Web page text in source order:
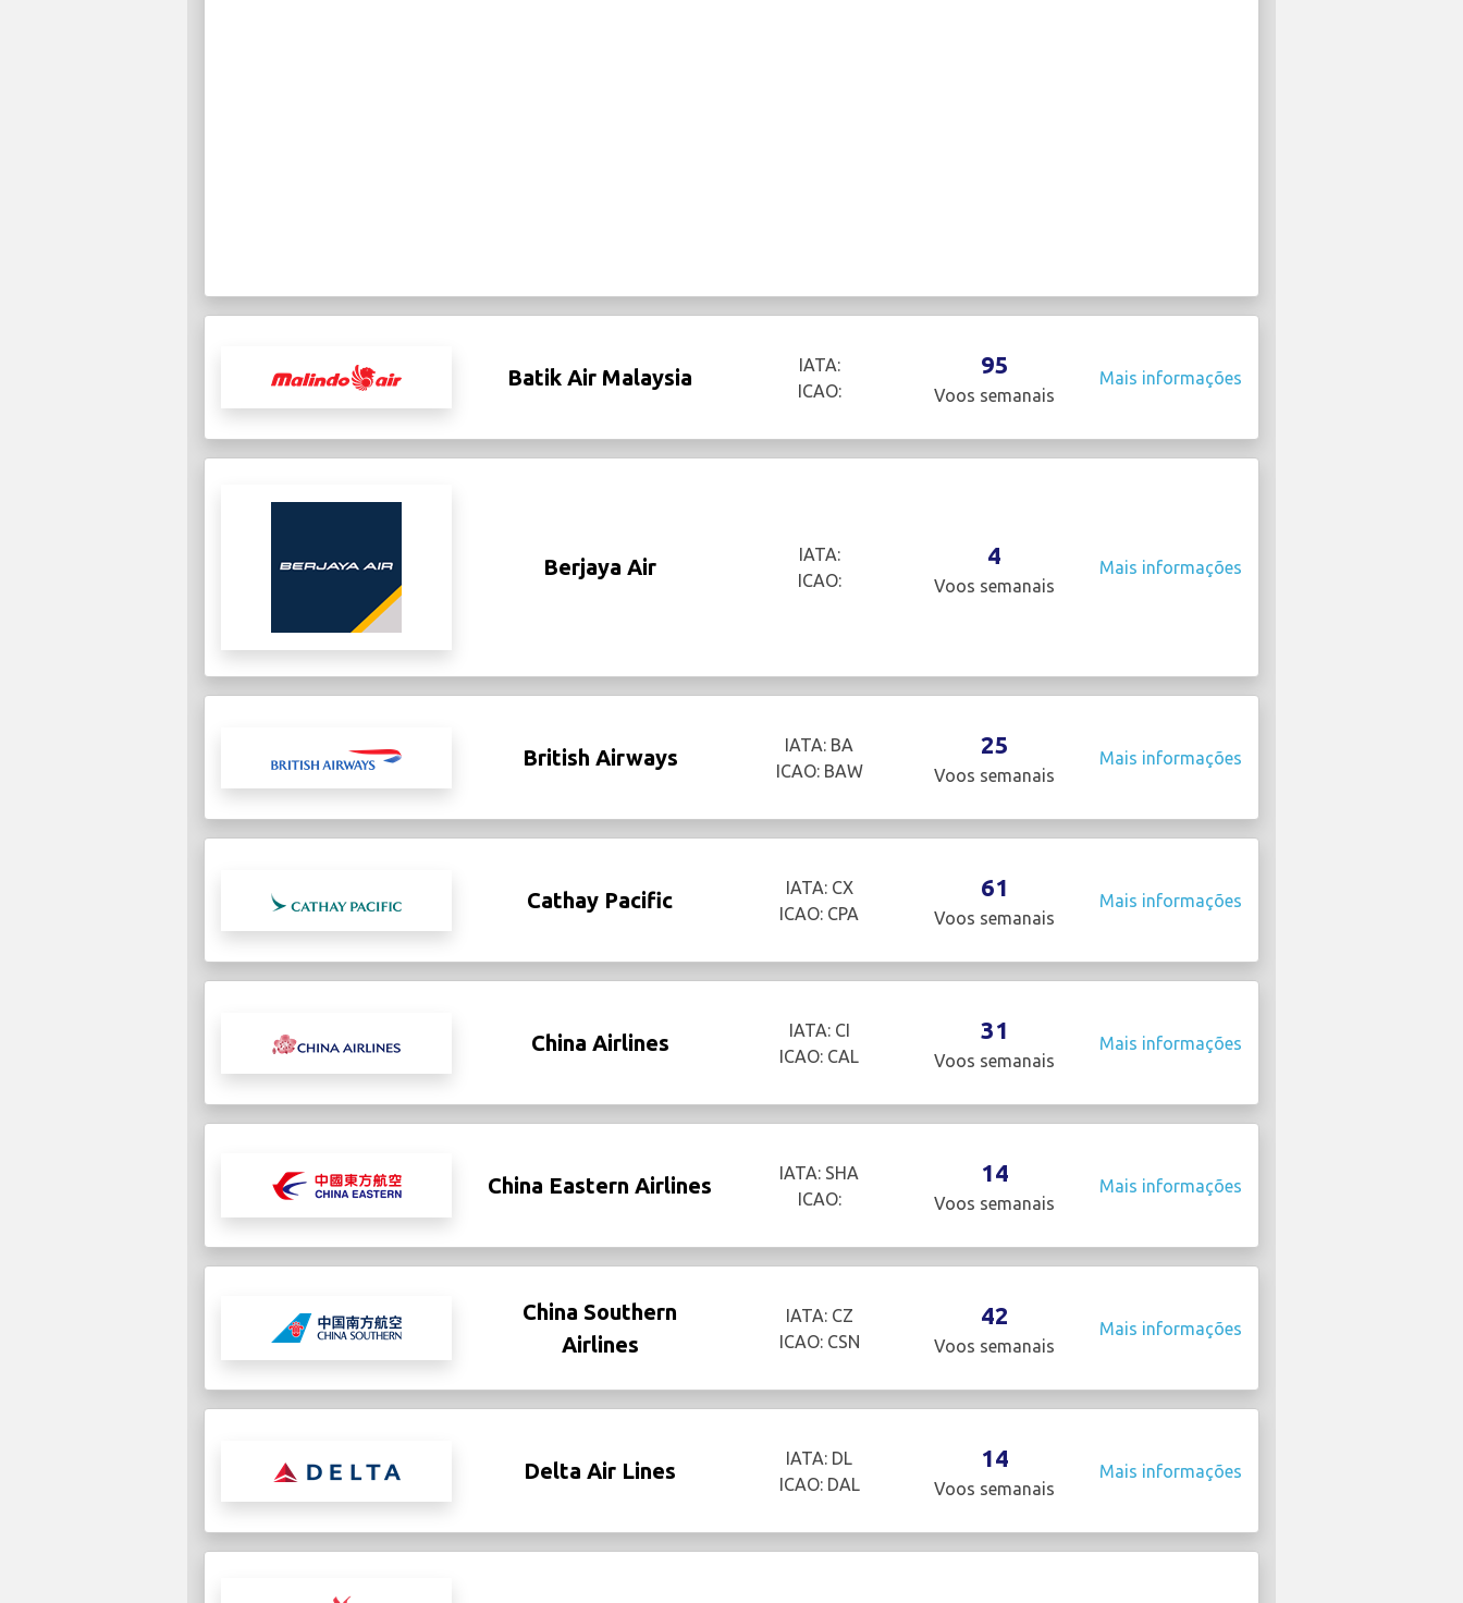
Batik Air Malaysia
IATA:
ICAO:
95
Voos semanais
Mais informações
Berjaya Air
IATA:
ICAO:
4
Voos semanais
Mais informações
British Airways
IATA: BA
ICAO: BAW
25
Voos semanais
Mais informações
Cathay Pacific
IATA: CX
ICAO: CPA
61
Voos semanais
Mais informações
China Airlines
IATA: CI
ICAO: CAL
31
Voos semanais
Mais informações
China Eastern Airlines
IATA: SHA
ICAO:
14
Voos semanais
Mais informações
China Southern
Airlines
IATA: CZ
ICAO: CSN
42
Voos semanais
Mais informações
Delta Air Lines
IATA: DL
ICAO: DAL
14
Voos semanais
Mais informações